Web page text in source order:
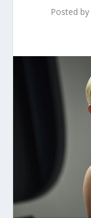
Posted by